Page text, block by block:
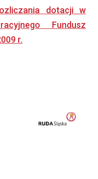
dotacji w
Fundusz
r.